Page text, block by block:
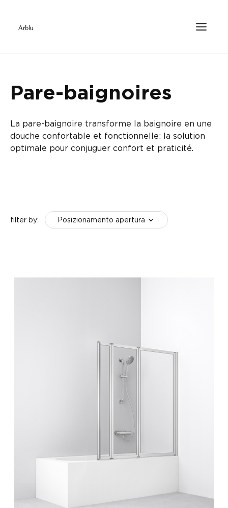
Pare-baignoires
La pare-baignoire transforme la baignoire en une
douche confortable et fonctionnelle: la solution
optimale pour conjuguer confort et praticité.
filter by: Posizionamento apertura